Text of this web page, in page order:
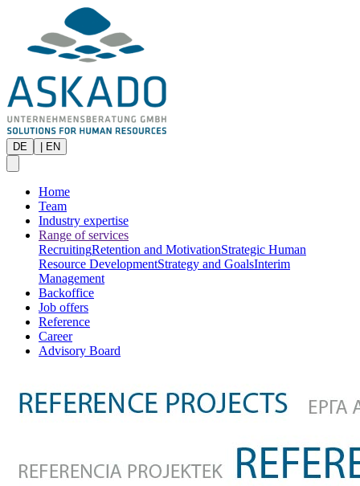
DE EN
Home
Team
Industry expertise
Range of services
RecruitingRetention and MotivationStrategic Human
Resource DevelopmentStrategy and GoalsInterim
Management
Backoffice
Job offers
Reference
Career
Advisory Board